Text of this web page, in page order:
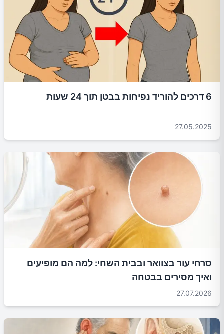
6 דרכים להוריד נפיחות בבטן תוך 24 שעות
27.05.2025
סרחי עור בצוואר ובבית השחי: למה הם מופיעים
ואיך מסירים בבטחה
27.07.2026